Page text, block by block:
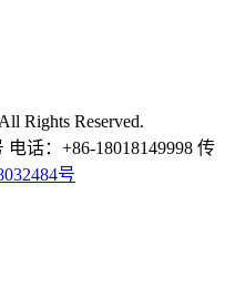
Rights Reserved.
话：+86-18018149998 传
号